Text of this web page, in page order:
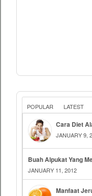
POPULAR LATEST
Cara Diet
JANUARY 9,
Buah Alpukat Yang
JANUARY 11, 2012
Manfaat